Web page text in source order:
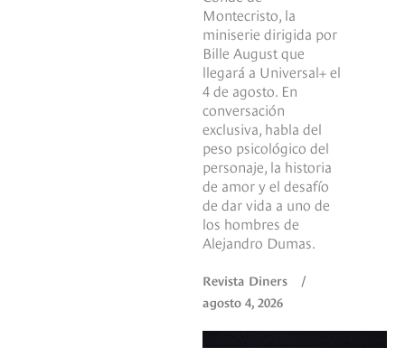
Montecristo, la
miniserie dirigida por
Bille August que
llegará a Universal+ el
4 de agosto. En
conversación
exclusiva, habla del
peso psicológico del
personaje, la historia
de amor y el desafío
de dar vida a uno de
los hombres de
Alejandro Dumas.
Revista Diners
/
agosto 4, 2026